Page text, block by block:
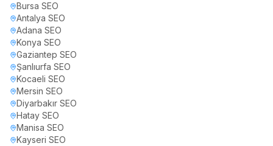
Bursa SEO
Antalya SEO
Adana SEO
Konya SEO
Gaziantep SEO
Şanlıurfa SEO
Kocaeli SEO
Mersin SEO
Diyarbakır SEO
Hatay SEO
Manisa SEO
Kayseri SEO